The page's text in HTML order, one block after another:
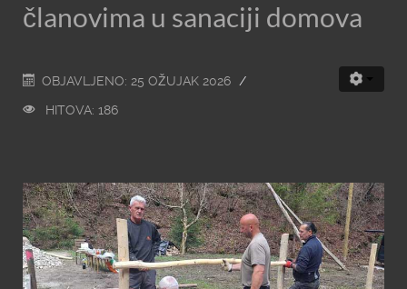
članovima u sanaciji domova
OBJAVLJENO: 25 OŽUJAK 2026
HITOVA: 186